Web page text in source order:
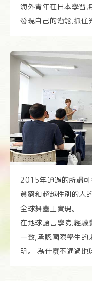
海外青年在日本學習,
發現自己的潛能,抓住
2015年通過的所謂
貧窮和超越性別的人
全球舞臺上實現。
在地球語言學院,經驗
一致,承認國際學生的
明。 為什麼不通過地